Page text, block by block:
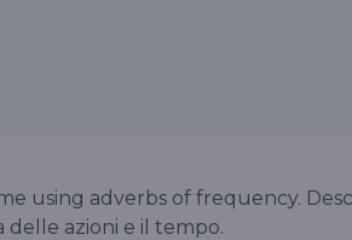
using adverbs of frequency.
azioni e il tempo.